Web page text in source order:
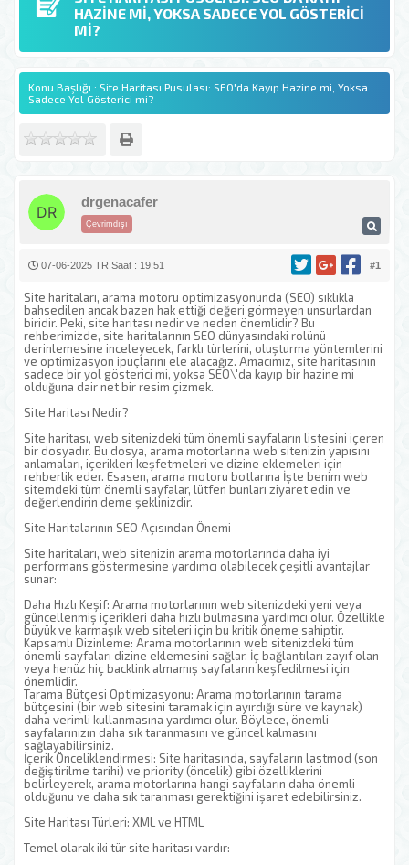
HAZINE MI, YOKSA SADECE YOL GÖSTERICI
MI?
Konu Başlığı : Site Haritası Pusulası: SEO'da Kayıp Hazine mi, Yoksa
Sadece Yol Gösterici mi?
Çevrimdışı
drgenacafer
#1
07-06-2025 TR Saat : 19:51
Site haritaları, arama motoru optimizasyonunda (SEO) sıklıkla
bahsedilen ancak bazen hak ettiği değeri görmeyen unsurlardan
biridir. Peki, site haritası nedir ve neden önemlidir? Bu
rehberimizde, site haritalarının SEO dünyasındaki rolünü
derinlemesine inceleyecek, farklı türlerini, oluşturma yöntemlerini
ve optimizasyon ipuçlarını ele alacağız. Amacımız, site haritasının
sadece bir yol gösterici mi, yoksa SEO\'da kayıp bir hazine mi
olduğuna dair net bir resim çizmek.
Site Haritası Nedir?
Site haritası, web sitenizdeki tüm önemli sayfaların listesini içeren
bir dosyadır. Bu dosya, arama motorlarına web sitenizin yapısını
anlamaları, içerikleri keşfetmeleri ve dizine eklemeleri için
rehberlik eder. Esasen, arama motoru botlarına İşte benim web
sitemdeki tüm önemli sayfalar, lütfen bunları ziyaret edin ve
değerlendirin deme şeklinizdir.
Site Haritalarının SEO Açısından Önemi
Site haritaları, web sitenizin arama motorlarında daha iyi
performans göstermesine yardımcı olabilecek çeşitli avantajlar
sunar:
Daha Hızlı Keşif: Arama motorlarının web sitenizdeki yeni veya
güncellenmiş içerikleri daha hızlı bulmasına yardımcı olur. Özellikle
büyük ve karmaşık web siteleri için bu kritik öneme sahiptir.
Kapsamlı Dizinleme: Arama motorlarının web sitenizdeki tüm
önemli sayfaları dizine eklemesini sağlar. İç bağlantıları zayıf olan
veya henüz hiç backlink almamış sayfaların keşfedilmesi için
önemlidir.
Tarama Bütçesi Optimizasyonu: Arama motorlarının tarama
bütçesini (bir web sitesini taramak için ayırdığı süre ve kaynak)
daha verimli kullanmasına yardımcı olur. Böylece, önemli
sayfalarınızın daha sık taranmasını ve güncel kalmasını
sağlayabilirsiniz.
İçerik Önceliklendirmesi: Site haritasında, sayfaların lastmod (son
değiştirilme tarihi) ve priority (öncelik) gibi özelliklerini
belirleyerek, arama motorlarına hangi sayfaların daha önemli
olduğunu ve daha sık taranması gerektiğini işaret edebilirsiniz.
Site Haritası Türleri: XML ve HTML
Temel olarak iki tür site haritası vardır: